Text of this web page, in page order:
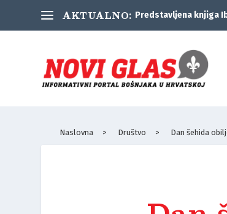
AKTUALNO: Predstavljena knjiga
Naslovna > Društvo > Dan šehida